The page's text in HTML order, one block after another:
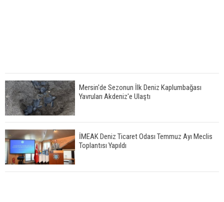
Mersin'de Sezonun İlk Deniz Kaplumbağası
Yavruları Akdeniz'e Ulaştı
İMEAK Deniz Ticaret Odası Temmuz Ayı Meclis
Toplantısı Yapıldı